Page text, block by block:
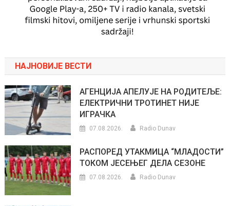
НАЈНОВИЈЕ ВЕСТИ
АГЕНЦИЈА АПЕЛУЈЕ НА РОДИТЕЉЕ:
ЕЛЕКТРИЧНИ ТРОТИНЕТ НИЈЕ
ИГРАЧКА
07.08.2026. Radio Dunav
РАСПОРЕД УТАКМИЦА “МЛАДОСТИ”
ТОКОМ ЈЕСЕЊЕГ ДЕЛА СЕЗОНЕ
07.08.2026. Radio Dunav